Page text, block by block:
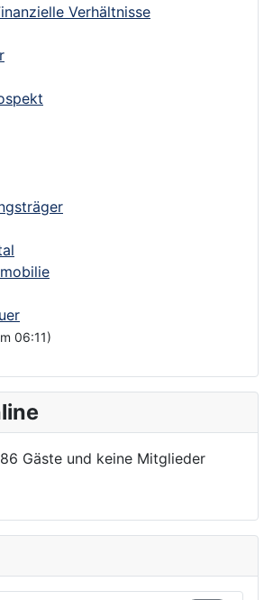
Verhältnisse
06:11)
Gäste und keine Mitglieder